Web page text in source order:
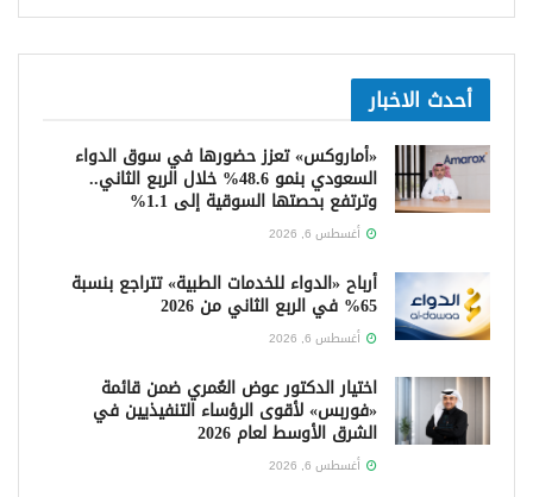
أحدث الاخبار
«أماروكس» تعزز حضورها في سوق الدواء
السعودي بنمو 48.6% خلال الربع الثاني..
وترتفع بحصتها السوقية إلى 1.1%
أغسطس 6, 2026
أرباح «الدواء للخدمات الطبية» تتراجع بنسبة
65% في الربع الثاني من 2026
أغسطس 6, 2026
اختيار الدكتور عوض العُمري ضمن قائمة
«فوربس» لأقوى الرؤساء التنفيذيين في
الشرق الأوسط لعام 2026
أغسطس 6, 2026